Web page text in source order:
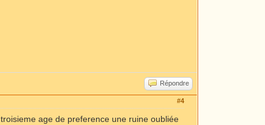
Répondre
#4
age de preference une ruine oubliée